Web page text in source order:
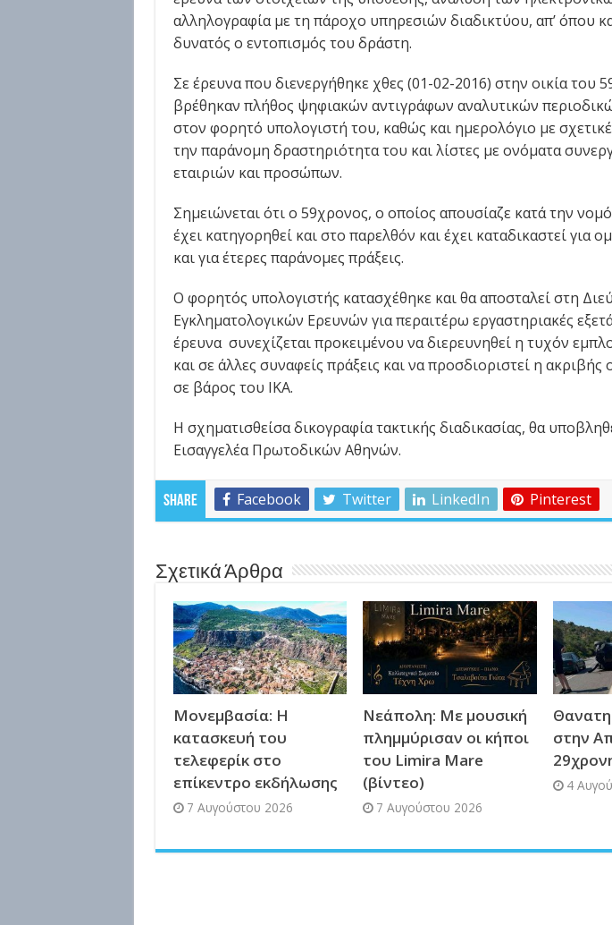
αλληλογραφία με τη πάροχο υπηρεσιών διαδικτύου, απ’ όπου
δυνατός ο εντοπισμός του δράστη.
Σε έρευνα που διενεργήθηκε χθες (01-02-2016) στην οικία του
βρέθηκαν πλήθος ψηφιακών αντιγράφων αναλυτικών
στον φορητό υπολογιστή του, καθώς και ημερολόγιο με
την παράνομη δραστηριότητα του και λίστες με ονόματα
εταιριών και προσώπων.
Σημειώνεται ότι ο 59χρονος, ο οποίος απουσίαζε κατά την
έχει κατηγορηθεί και στο παρελθόν και έχει καταδικαστεί για
και για έτερες παράνομες πράξεις.
Ο φορητός υπολογιστής κατασχέθηκε και θα αποσταλεί στη
Εγκληματολογικών Ερευνών για περαιτέρω εργαστηριακές
έρευνα συνεχίζεται προκειμένου να διερευνηθεί η τυχόν
και σε άλλες συναφείς πράξεις και να προσδιοριστεί η ακριβής
σε βάρος του ΙΚΑ.
Η σχηματισθείσα δικογραφία τακτικής διαδικασίας, θα
Εισαγγελέα Πρωτοδικών Αθηνών.
Share Facebook Twitter LinkedIn Pinterest
Σχετικά Άρθρα
Μονεμβασία: Η
κατασκευή του
τελεφερίκ στο
επίκεντρο εκδήλωσης
7 Αυγούστου 2026
Νεάπολη: Με μουσική
πλημμύρισαν οι κήποι
του Limira Mare
(βίντεο)
7 Αυγούστου 2026
στην
4